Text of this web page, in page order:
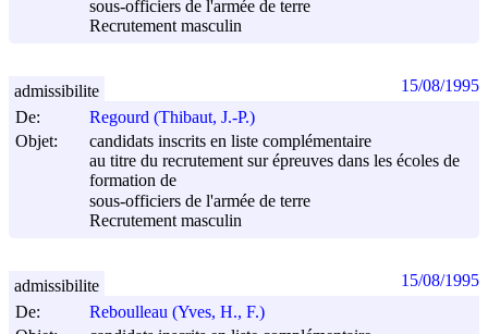
sous-officiers de l'armée de terre
Recrutement masculin
De:
Regourd (Thibaut, J.-P.)
Objet:
candidats inscrits en liste complémentaire
au titre du recrutement sur épreuves dans les écoles de
formation de
sous-officiers de l'armée de terre
Recrutement masculin
admissibilite 15/08/1995
De:
Reboulleau (Yves, H., F.)
admissibilite 15/08/1995